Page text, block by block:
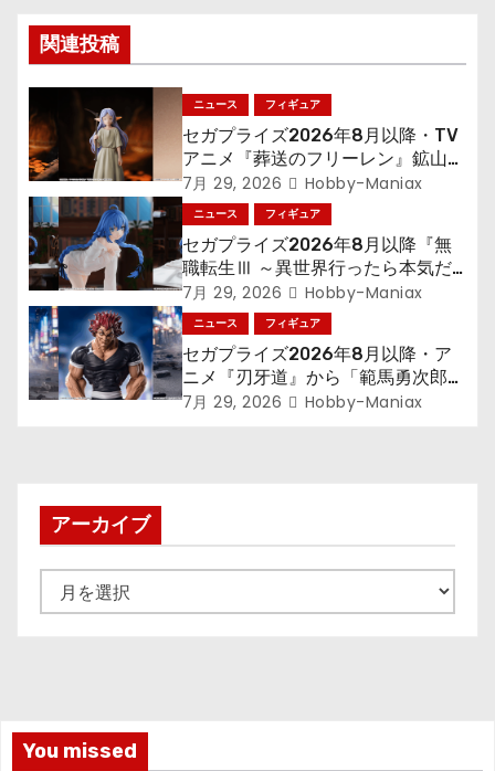
ゲ
ー
シ
ョ
ン
関連投稿
ニュース フィギュア
セガプライズ2026年8月以降・TV
アニメ『葬送のフリーレン』鉱山で
300年働くことになっっちゃった
「フリーレン」を立体化！
7月 29, 2026 Hobby-Maniax
ニュース フィギュア
セガプライズ2026年8月以降『無
職転生Ⅲ ～異世界行ったら本気だ
す～』から「ロキシー」のフィギュ
アが登場！
7月 29, 2026 Hobby-Maniax
ニュース フィギュア
セガプライズ2026年8月以降・ア
ニメ『刃牙道』から「範馬勇次郎」
が登場ッッ!!
7月 29, 2026 Hobby-Maniax
アーカイブ
ー
You missed